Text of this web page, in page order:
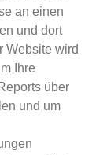
an einen
und dort
Website wird
Ihre
über
und um